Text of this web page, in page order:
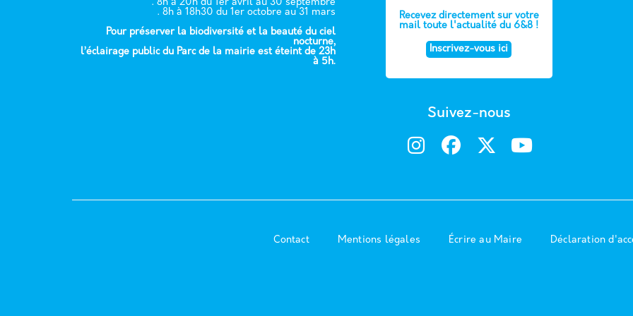
. 8h à 20h du 1er avril au 30 septembre
. 8h à 18h30 du 1er octobre au 31 mars
Pour préserver la biodiversité et la beauté du ciel
nocturne,
l’éclairage public du Parc de la mairie est éteint de 23h
à 5h.
Recevez directement sur votre
mail toute l'actualité du 6&8 !
Inscrivez-vous ici
Suivez-nous
Contact Mentions légales Écrire au Maire Déclaration